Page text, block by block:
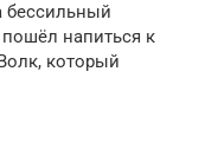
бессильный
напиться к
который